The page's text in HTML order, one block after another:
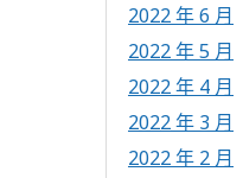
2022 年 6 月
2022 年 5 月
2022 年 4 月
2022 年 3 月
2022 年 2 月